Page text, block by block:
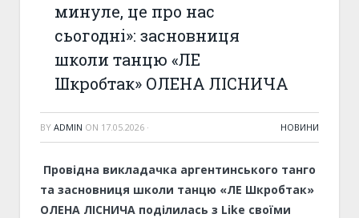
минуле, це про нас
сьогодні»: засновниця
школи танцю «ЛЕ
Шкробтак» ОЛЕНА ЛІСНИЧА
BY ADMIN ON 17.05.2026 · НОВИНИ
Провідна викладачка аргентинського танго
та засновниця школи танцю «ЛЕ Шкробтак»
ОЛЕНА ЛІСНИЧА поділилась з Like своїми